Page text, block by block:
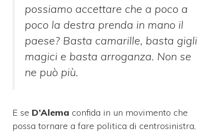
possiamo accettare che a poco a
poco la destra prenda in mano il
paese? Basta camarille, basta gigli
magici e basta arroganza. Non se
ne può più.
E se D’Alema confida in un movimento che
possa tornare a fare politica di centrosinistra,